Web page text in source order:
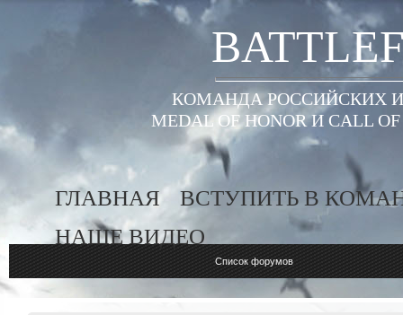
КОМАНДА РОССИЙСКИХ
MEDAL OF HONOR И
ГЛАВНАЯ
ВСТУПИТЬ В
НАШЕ ВИДЕО
Список форумов